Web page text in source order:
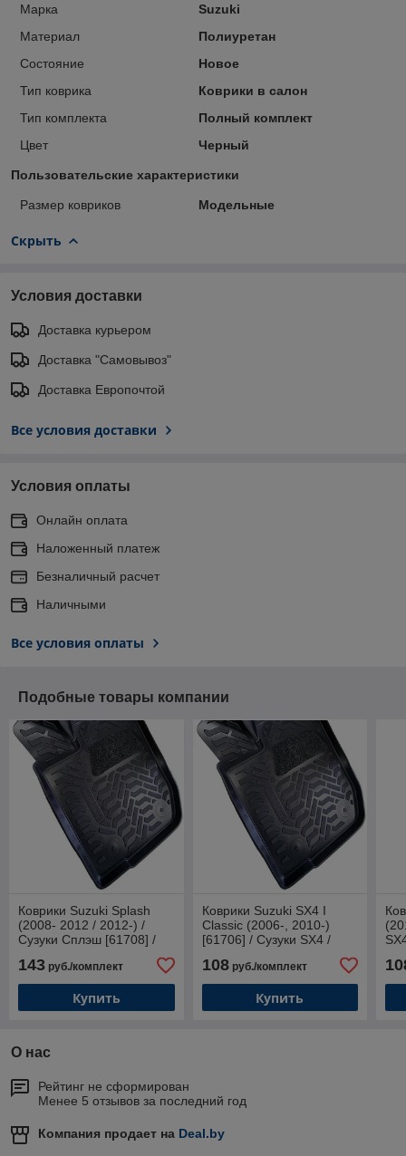
Марка
Suzuki
Материал
Полиуретан
Состояние
Новое
Тип коврика
Коврики в салон
Тип комплекта
Полный комплект
Цвет
Черный
Пользовательские характеристики
Размер ковриков Модельные
Скрыть
Условия доставки
Доставка курьером
Доставка "Самовывоз"
Доставка Европочтой
Все условия доставки
Условия оплаты
Онлайн оплата
Наложенный платеж
Безналичный расчет
Наличными
Все условия оплаты
Подобные товары компании
Коврики Suzuki Splash
(2008- 2012 / 2012-) /
Сузуки Сплэш [61708] /
143 руб./комплект
Купить
Коврики Suzuki SX4 I
Classic (2006-, 2010-)
[61706] / Сузуки SX4 /
108руб./комплект
Купить
О нас
Рейтинг не сформирован
Менее 5 отзывов за последний год
Компания продает на Deal.by